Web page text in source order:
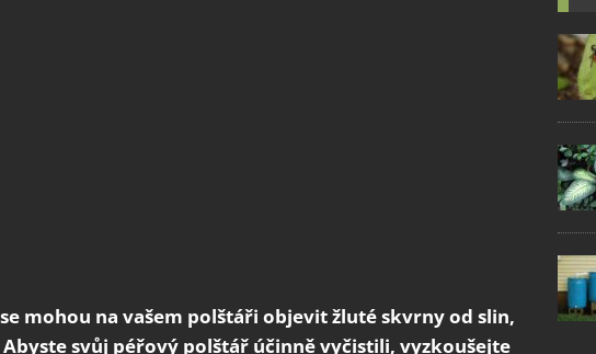
mohou na vašem polštáři objevit žluté skvrny od slin,
svůj péřový polštář účinně vyčistili, vyzkoušejte